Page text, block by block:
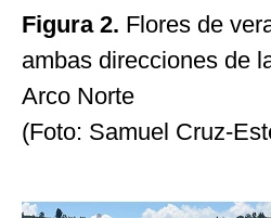
Figura 2. Flores de
ambas direcciones de
Arco Norte
(Foto: Samuel Cruz-